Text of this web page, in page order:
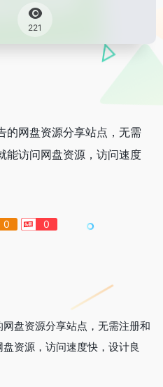
221
的网盘资源分享站点，无需
能访问网盘资源，访问速度
0 0
盘资源分享站点，无需注册和
资源，访问速度快，设计良